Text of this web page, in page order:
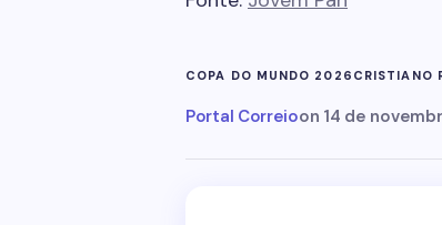
COPA DO MUNDO 2026 CRISTIANO
Portal Correioon 14 de